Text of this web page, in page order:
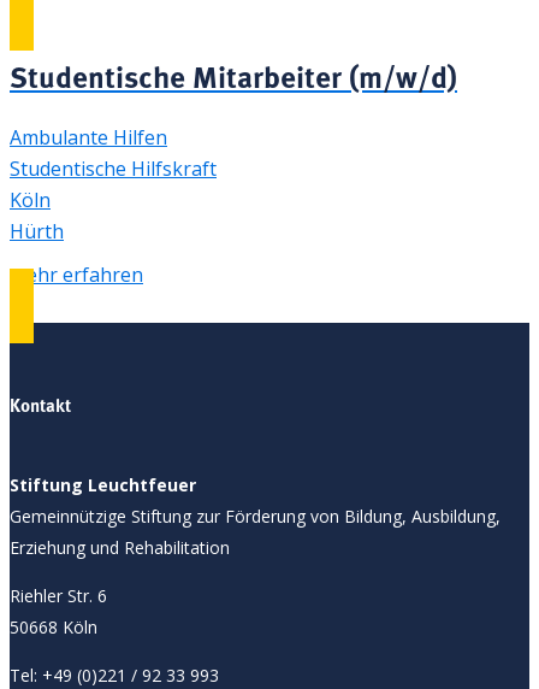
Studentische Mitarbeiter (m/w/d)
Ambulante Hilfen
Studentische Hilfskraft
Köln
Hürth
mehr erfahren
Kontakt
Stiftung Leuchtfeuer
Gemeinnützige Stiftung zur Förderung von Bildung, Ausbildung,
Erziehung und Rehabilitation
Riehler Str. 6
50668 Köln
Tel: +49 (0)221 / 92 33 993